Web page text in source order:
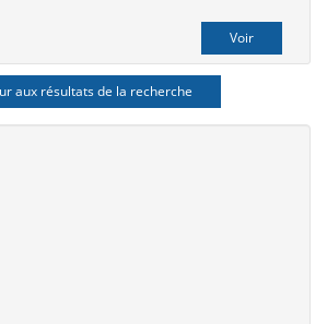
aux résultats de la recherche